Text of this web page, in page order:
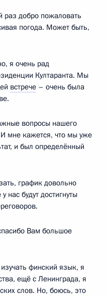
раз добро пожаловать
погода. Может быть,
я очень рад
Култаранта. Мы
встрече – очень была
вопросы нашего
И мне кажется, что мы уже
и был определённый
график довольно
нас будут достигнуты
Вам большое
финский язык, я
ещё с Ленинграда, я
слов. Но, боюсь, это